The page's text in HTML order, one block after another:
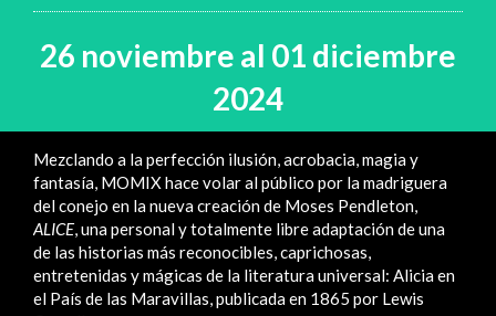
26 noviembre al 01 diciembre
2024
Mezclando a la perfección ilusión, acrobacia, magia y
fantasía, MOMIX hace volar al público por la madriguera
del conejo en la nueva creación de Moses Pendleton,
ALICE, una personal y totalmente libre adaptación de una
de las historias más reconocibles, caprichosas,
entretenidas y mágicas de la literatura universal: Alicia en
el País de las Maravillas, publicada en 1865 por Lewis